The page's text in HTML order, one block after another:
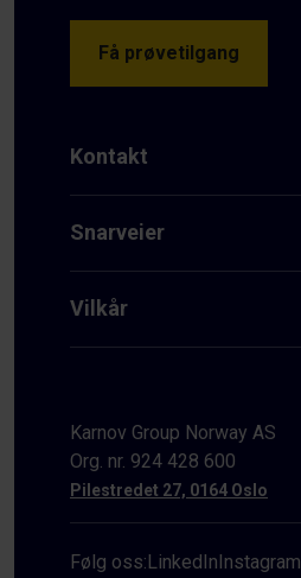
Få prøvetilgang
Kontakt
Snarveier
Vilkår
Karnov Group Norway AS
Org. nr. 924 428 600
Pilestredet 27, 0164 Oslo
Følg oss:LinkedInInstagram